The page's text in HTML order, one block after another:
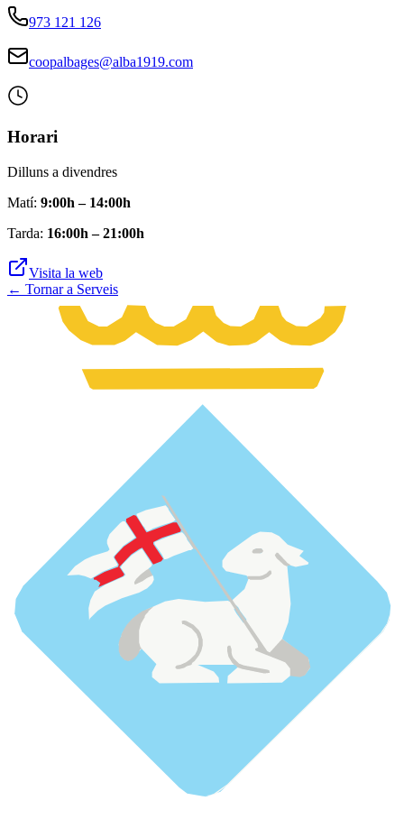
973 121 126
coopalbages@alba1919.com
Horari
Dilluns a divendres
Matí: 9:00h – 14:00h
Tarda: 16:00h – 21:00h
Visita la web
← Tornar a Serveis